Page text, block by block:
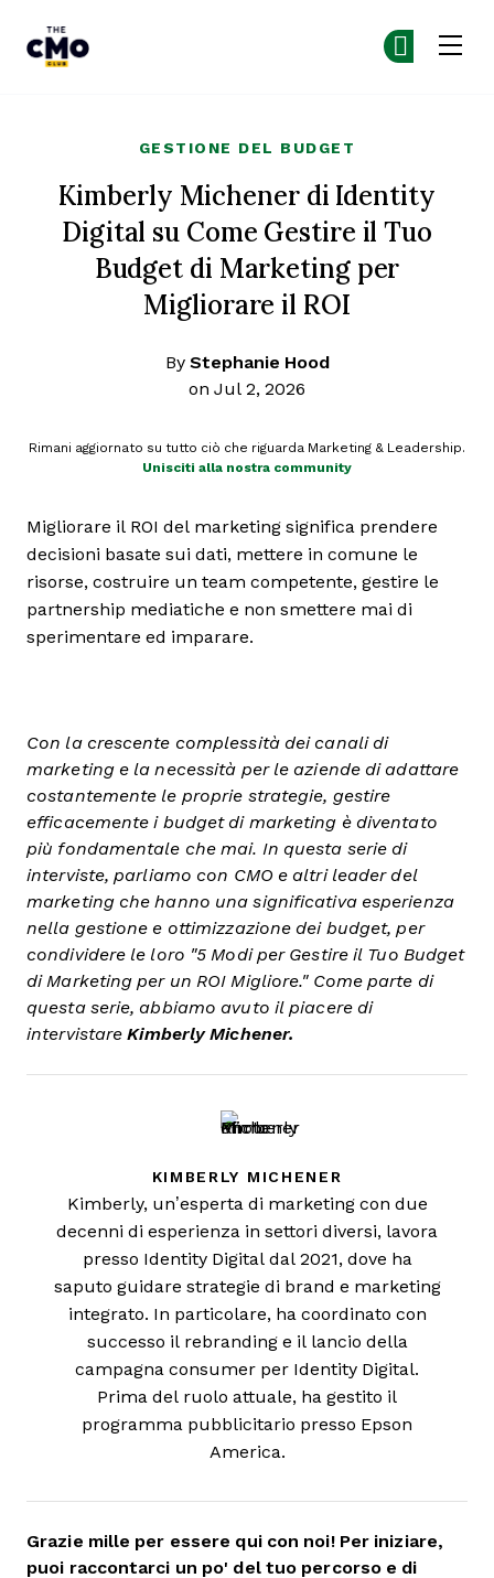
GESTIONE DEL BUDGET
Kimberly Michener di Identity
Digital su Come Gestire il Tuo
Budget di Marketing per
Migliorare il ROI
By Stephanie Hood
on Jul 2, 2026
Rimani aggiornato su tutto ciò che riguarda Marketing & Leadership.
Unisciti alla nostra community
Migliorare il ROI del marketing significa prendere
decisioni basate sui dati, mettere in comune le
risorse, costruire un team competente, gestire le
partnership mediatiche e non smettere mai di
sperimentare ed imparare.
Con la crescente complessità dei canali di
marketing e la necessità per le aziende di adattare
costantemente le proprie strategie, gestire
efficacemente i budget di marketing è diventato
più fondamentale che mai. In questa serie di
interviste, parliamo con CMO e altri leader del
marketing che hanno una significativa esperienza
nella gestione e ottimizzazione dei budget, per
condividere le loro "5 Modi per Gestire il Tuo Budget
di Marketing per un ROI Migliore." Come parte di
questa serie, abbiamo avuto il piacere di
intervistareKimberly Michener.
KIMBERLY MICHENER
Kimberly, un’esperta di marketing con due
decenni di esperienza in settori diversi, lavora
presso Identity Digital dal 2021, dove ha
saputo guidare strategie di brand e marketing
integrato. In particolare, ha coordinato con
successo il rebranding e il lancio della
campagna consumer per Identity Digital.
Prima del ruolo attuale, ha gestito il
programma pubblicitario presso Epson
America.
Grazie mille per essere qui con noi! Per iniziare,
puoi raccontarci un po' del tuo percorso e di